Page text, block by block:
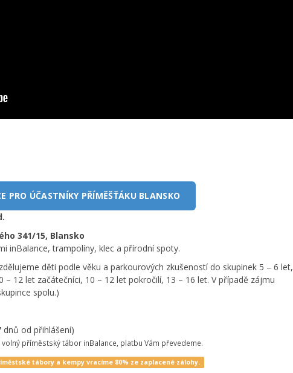
PRO ÚČASTNÍKY PŘÍMĚŠŤÁKU BLANSKO
341/15, Blansko
inBalance, trampolíny, klec a přírodní spoty.
děti podle věku a parkourových zkušeností do skupinek 5 – 6 let,
– 12 let začátečníci, 10 – 12 let pokročilí, 13 – 16 let. V případě zájmu
spolu.)
od přihlášení)
příměstský tábor inBalance, platbu Vám převedeme.
tábory a kempy vracíme 80% ze zaplacené zálohy.